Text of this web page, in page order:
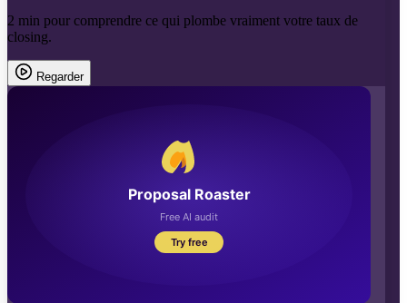
2 min pour comprendre ce qui plombe vraiment votre taux de
closing.
Regarder